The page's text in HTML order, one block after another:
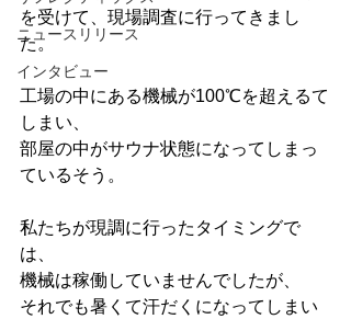
ニュースリリース
インタビュー
を受けて、現場調査に行ってきまし
た。
工場の中にある機械が100℃を超えるて
しまい、
部屋の中がサウナ状態になってしまっ
ているそう。
私たちが現調に行ったタイミングで
は、
機械は稼働していませんでしたが、
それでも暑くて汗だくになってしまい